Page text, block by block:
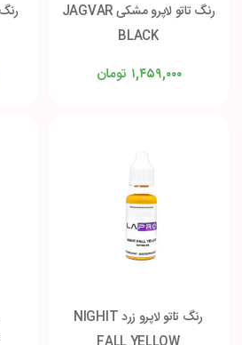
رنگ تاتو لاپرو مشکی JAGVAR
BLACK
تومان ۱,۴۵۹,۰۰۰
رنگ تاتو لاپرو زرد NIGHIT